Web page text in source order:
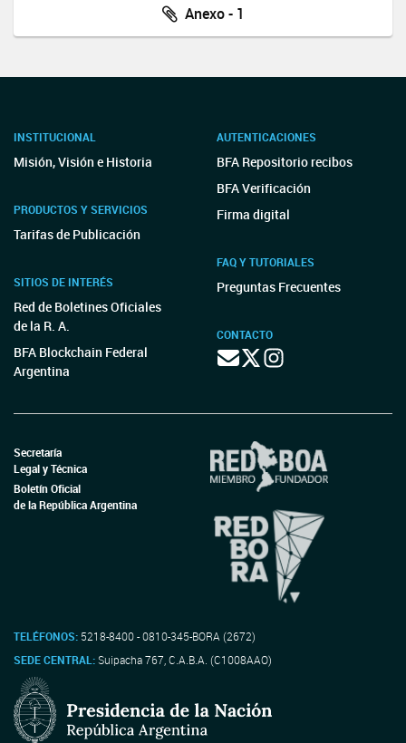
Anexo - 1
INSTITUCIONAL
Misión, Visión e Historia
PRODUCTOS Y SERVICIOS
Tarifas de Publicación
SITIOS DE INTERÉS
Red de Boletines Oficiales
de la R. A.
BFA Blockchain Federal
Argentina
AUTENTICACIONES
BFA Repositorio recibos
BFA Verificación
Firma digital
FAQ Y TUTORIALES
Preguntas Frecuentes
CONTACTO
Secretaría
Legal y Técnica
Boletín Oficial
de la República Argentina
TELÉFONOS: 5218-8400 - 0810-345-BORA (2672)
SEDE CENTRAL:Suipacha 767, C.A.B.A. (C1008AAO)